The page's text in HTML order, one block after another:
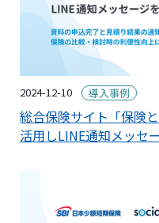
2024-12-10 導入事例
総合保険サイト「保険
活用しLINE通知メッセ